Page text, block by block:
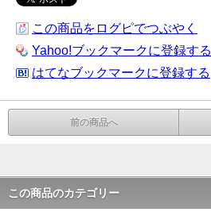
この商品をログピでつぶやく
Yahoo!ブックマークに登録する
はてなブックマークに登録する
前の商品へ
この商品のカテゴリー